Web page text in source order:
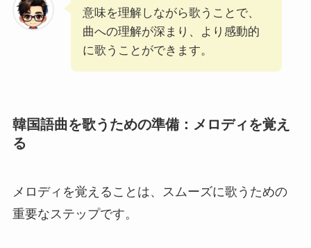
意味を理解しながら歌うことで、
曲への理解が深まり、より感動的
に歌うことができます。
韓国語曲を歌うための準備：メロディを覚え
る
メロディを覚えることは、スムーズに歌うための
重要なステップです。